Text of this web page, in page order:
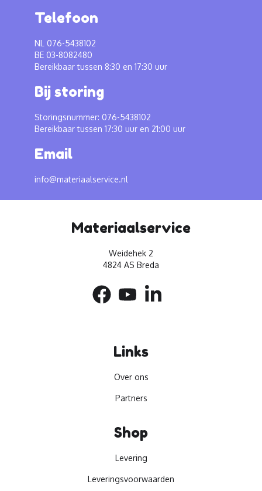
Telefoon
NL 076-5438102
BE 03-8082480
Bereikbaar tussen 8:30 en 17:30 uur
Bij storing
Storingsnummer: 076-5438102
Bereikbaar tussen 17:30 uur en 21:00 uur
Email
info@materiaalservice.nl
Materiaalservice
Weidehek 2
4824 AS Breda
Links
Over ons
Partners
Shop
Levering
Leveringsvoorwaarden